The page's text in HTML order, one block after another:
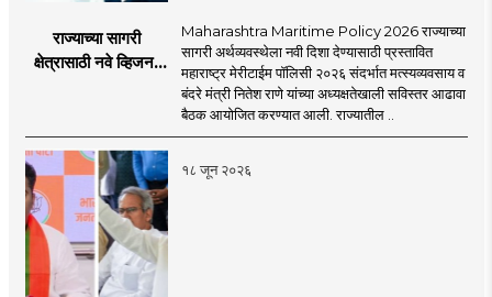
राज्याच्या सागरी
क्षेत्रासाठी नवे व्हिजन;
प्रस्ताव
Maharashtra Maritime Policy 2026 राज्याच्या
सागरी अर्थव्यवस्थेला नवी दिशा देण्यासाठी प्रस्तावित
महाराष्ट्र मेरीटाईम पॉलिसी २०२६ संदर्भात मत्स्यव्यवसाय व
बंदरे मंत्री नितेश राणे यांच्या अध्यक्षतेखाली सविस्तर आढावा
बैठक आयोजित करण्यात आली. राज्यातील ..
१८ जून २०२६